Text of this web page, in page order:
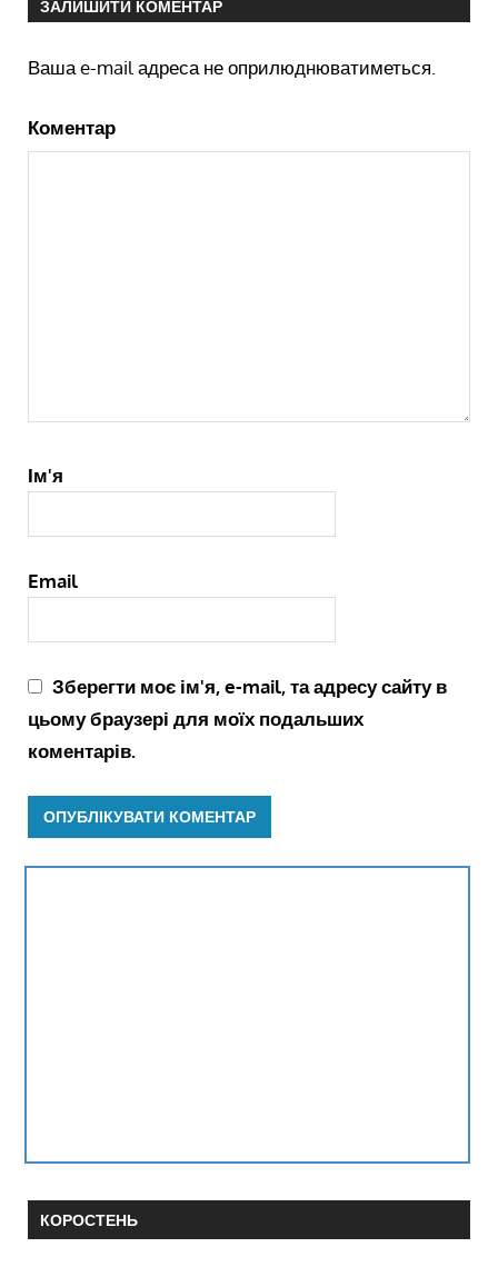
ЗАЛИШИТИ КОМЕНТАР
Ваша e-mail адреса не оприлюднюватиметься.
Коментар
Ім'я
Email
Зберегти моє ім'я, e-mail, та адресу сайту в
цьому браузері для моїх подальших
коментарів.
КОРОСТЕНЬ